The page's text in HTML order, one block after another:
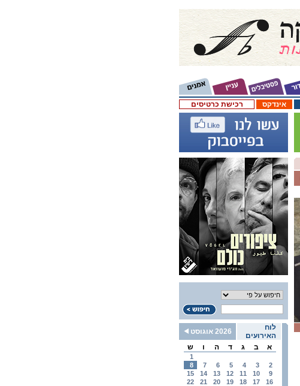
רכישת כרטיסים אינדקס
לוח
האירועים
2026 אוגוסט
א
ב ג ד ה ו ש
1
2
3
4
5
6
7
8
9
10
11
12
13
14
15
16
17
18
19
20
21
22